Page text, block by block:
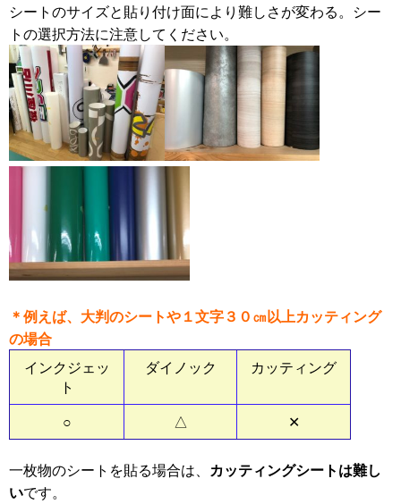
シートのサイズと貼り付け面により難しさが変わる。シー
トの選択方法に注意してください。
＊例えば、大判のシートや１文字３０㎝以上カッティング
の場合
インクジェッ
ト
ダイノック カッティング
○ △ ✕
一枚物のシートを貼る場合は、 カッティングシートは難し
いです。